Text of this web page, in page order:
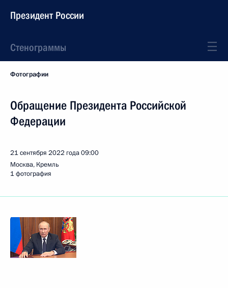
Президент России
Стенограммы
Фотографии
Обращение Президента Российской
Федерации
21 сентября 2022 года09:00
Москва, Кремль
1 фотография